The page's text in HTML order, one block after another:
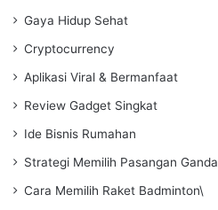
Gaya Hidup Sehat
Cryptocurrency
Aplikasi Viral & Bermanfaat
Review Gadget Singkat
Ide Bisnis Rumahan
Strategi Memilih Pasangan Ganda
Cara Memilih Raket Badminton\